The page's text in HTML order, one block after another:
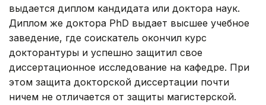
выдается диплом кандидата или доктора наук.
Диплом же доктора PhD выдает высшее учебное
заведение, где соискатель окончил курс
докторантуры и успешно защитил свое
диссертационное исследование на кафедре. При
этом защита докторской диссертации почти
ничем не отличается от защиты магистерской.